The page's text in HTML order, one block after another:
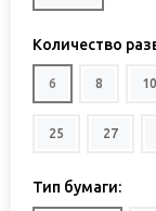
Количество
6 8 10
25 27
Тип бумаги: